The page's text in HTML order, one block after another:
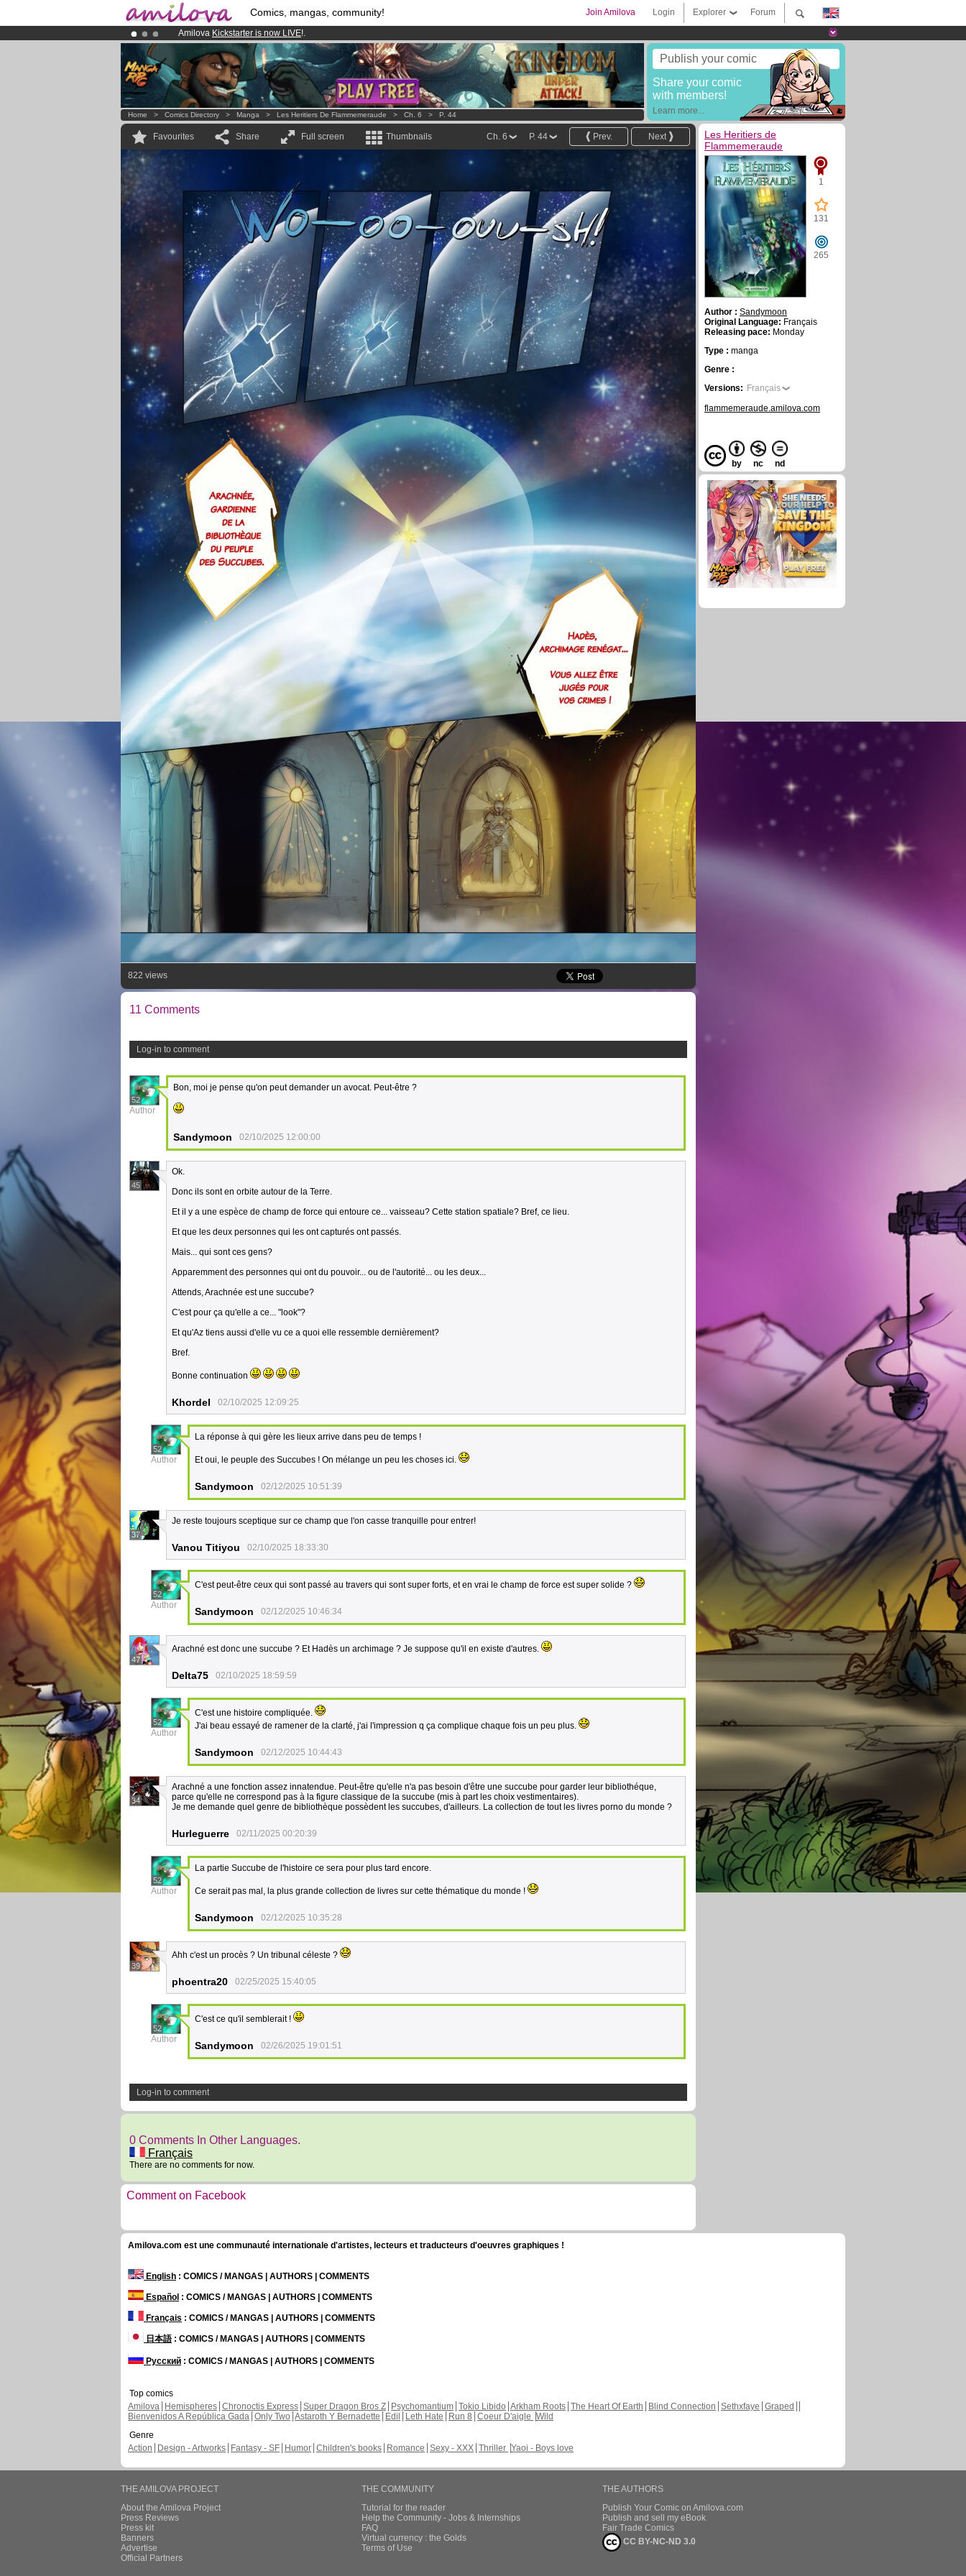
Comics, mangas, community! Forum
Explorer
Login
Join Amilova
Amilova Kickstarter is now LIVE!.
Premium membership from3.95 eurosper month !Get membership now
Already 100000 membersand 1000 comics & mangas!.
Publish your comic
Share your comic
with members!
Learn more...
Home > Comics Directory > Manga > Les Heritiers De Flammemeraude > Ch. 6 > P. 44
Favourites Share Full screen Thumbnails Next
Prev.
P. 44
Ch. 6
822 views
11 Comments
Log-in to comment
52
Author
Bon, moi je pense qu'on peut demander un avocat. Peut-être ?
Sandymoon 02/10/2025 12:00:00
45
Ok.
Donc ils sont en orbite autour de la Terre.
Et il y a une espèce de champ de force qui entoure ce... vaisseau? Cette station spatiale? Bref, ce lieu.
Et que les deux personnes qui les ont capturés ont passés.
Mais... qui sont ces gens?
Apparemment des personnes qui ont du pouvoir... ou de l'autorité... ou les deux...
Attends, Arachnée est une succube?
C'est pour ça qu'elle a ce... "look"?
Et qu'Az tiens aussi d'elle vu ce a quoi elle ressemble dernièrement?
Bref.
Bonne continuation
Khordel 02/10/2025 12:09:25
52
Author
La réponse à qui gère les lieux arrive dans peu de temps !
Et oui, le peuple des Succubes ! On mélange un peu les choses ici.
Sandymoon 02/12/2025 10:51:39
37
Je reste toujours sceptique sur ce champ que l'on casse tranquille pour entrer!
Vanou Titiyou 02/10/2025 18:33:30
52
Author
C'est peut-être ceux qui sont passé au travers qui sont super forts, et en vrai le champ de force est super solide ?
Sandymoon 02/12/2025 10:46:34
47
Arachné est donc une succube ? Et Hadès un archimage ? Je suppose qu'il en existe d'autres.
Delta75 02/10/2025 18:59:59
52
Author
C'est une histoire compliquée.
J'ai beau essayé de ramener de la clarté, j'ai l'impression q ça complique chaque fois un peu plus.
Sandymoon 02/12/2025 10:44:43
34
Arachné a une fonction assez innatendue. Peut-être qu'elle n'a pas besoin d'être une succube pour garder leur bibliothéque,
parce qu'elle ne correspond pas à la figure classique de la succube (mis à part les choix vestimentaires).
Je me demande quel genre de bibliothèque possèdent les succubes, d'ailleurs. La collection de tout les livres porno du monde ?
Hurleguerre 02/11/2025 00:20:39
52
Author
La partie Succube de l'histoire ce sera pour plus tard encore.
Ce serait pas mal, la plus grande collection de livres sur cette thématique du monde !
Sandymoon 02/12/2025 10:35:28
39
Ahh c'est un procès ? Un tribunal céleste ?
phoentra20 02/25/2025 15:40:05
52
Author
C'est ce qu'il semblerait !
Sandymoon 02/26/2025 19:01:51
Log-in to comment
0 Comments In Other Languages.
Français
There are no comments for now.
Comment on Facebook
Les Heritiers de
Flammemeraude
1
131
265
Author : Sandymoon
Original Language: Français
Releasing pace: Monday
Type : manga
Genre :
Versions: Français
flammemeraude.amilova.com
by nc nd
Amilova.com est une communauté internationale d'artistes, lecteurs et traducteurs d'oeuvres graphiques !
English : COMICS / MANGAS | AUTHORS | COMMENTS
Español : COMICS / MANGAS | AUTHORS | COMMENTS
Français : COMICS / MANGAS | AUTHORS | COMMENTS
日本語: COMICS / MANGAS | AUTHORS | COMMENTS
Русский : COMICS / MANGAS | AUTHORS | COMMENTS
Top comics
Amilova
Hemispheres Chronoctis Express Super Dragon Bros Z Psychomantium Tokio Libido Arkham Roots The Heart Of Earth Blind Connection Sethxfaye Graped
Bienvenidos A República Gada Only Two Astaroth Y Bernadette Edil Leth Hate Run 8 Coeur D'aigle Wild
Genre
Action
Design - Artworks Fantasy - SF Humor Children's books Romance Sexy - XXX Thriller Yaoi - Boys love
THE AMILOVA PROJECT
About the Amilova Project
Press Reviews
Press kit
Banners
Advertise
Official Partners
THE COMMUNITY
Tutorial for the reader
Help the Community - Jobs & Internships
FAQ
Virtual currency : the Golds
Terms of Use
THE AUTHORS
Publish Your Comic on Amilova.com
Publish and sell my eBook
Fair Trade Comics
CC BY-NC-ND 3.0